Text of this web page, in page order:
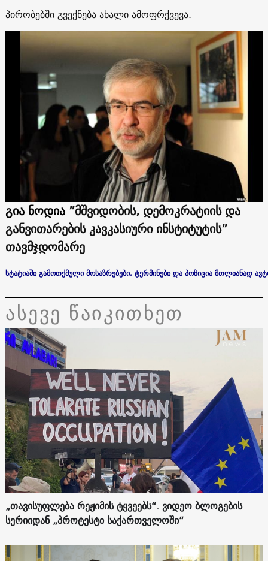
პირობებში გვექნება ახალი ამოფრქვევა.
გია ნოდია ”მშვიდობის, დემოკრატიის და
განვითარების კავკასიური ინსტიტუტის”
თავმჯდომარე
სტატიაშიგამოთქმულიმოსაზრებები,ტერმინებიდაპოზიციამთლიანად
ასევე წაიკითხეთ
„თავისუფლება რეჟიმის ტყვეებს“. ვიდეო ბლოგების
სერიიდან „პროტესტი საქართველოში“